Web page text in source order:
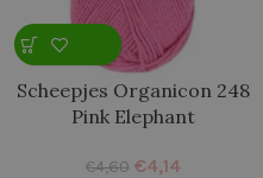
Scheepjes Organicon 248
Pink Elephant
€4,60 €4,14